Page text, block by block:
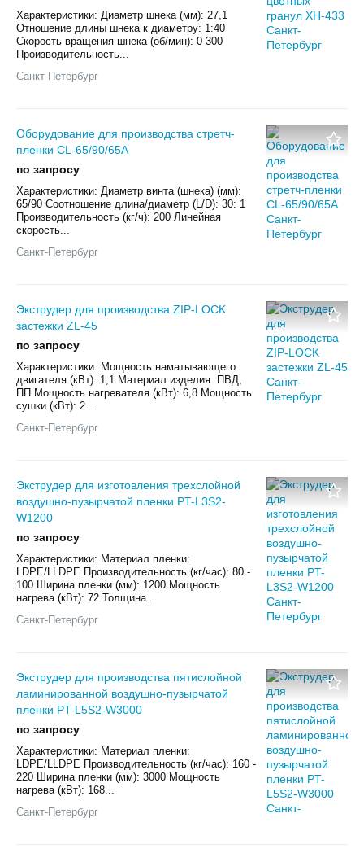
Характеристики: Диаметр шнека (мм): 27,1
Отношение длины шнека к диаметру: 1:40
Скорость вращения шнека (об/мин): 0-300
Производительность...
Санкт-Петербург
Оборудование для производства стретч-
пленки CL-65/90/65A
по запросу
Характеристики: Диаметр винта (шнека) (мм):
65/90 Соотношение длина/диаметр (L/D): 30: 1
Производительность (кг/ч): 200 Линейная
скорость...
Санкт-Петербург
Экструдер для производства ZIP-LOCK
застежки ZL-45
по запросу
Характеристики: Мощность наматывающего
двигателя (кВт): 1,1 Материал изделия: ПВД,
ПП Мощность нагревателя (кВт): 6,8 Мощность
сушки (кВт): 2...
Санкт-Петербург
Экструдер для изготовления трехслойной
воздушно-пузырчатой пленки PT-L3S2-
W1200
по запросу
Характеристики: Материал пленки:
LDPE/LLDPE Производительность (кг/час): 80 -
100 Ширина пленки (мм): 1200 Мощность
нагрева (кВт): 72 Толщина...
Санкт-Петербург
Экструдер для производства пятислойной
ламинированной воздушно-пузырчатой
пленки PT-L5S2-W3000
по запросу
Характеристики: Материал пленки:
LDPE/LLDPE Производительность (кг/час): 160 -
220 Ширина пленки (мм): 3000 Мощность
нагрева (кВт): 168...
Санкт-Петербург